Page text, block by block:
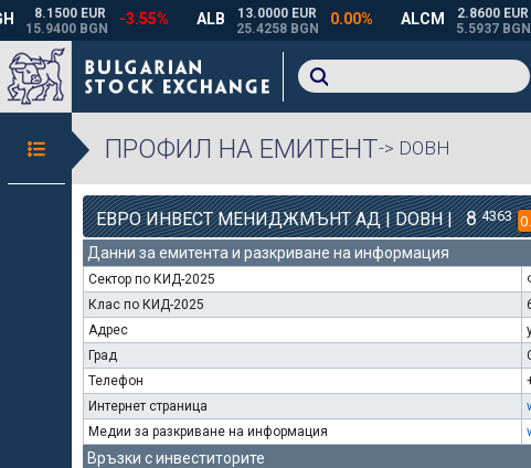
ПРОФИЛ НА ЕМИТЕНТ-> DOBH
ЕВРО ИНВЕСТ МЕНИДЖМЪНТ АД | DOBH | 8 4363
Данни за емитента и разкриване на информация
Сектор по КИД-2025
Клас по КИД-2025
Адрес
Град
Телефон
Интернет страница
Медии за разкриване на информация
Връзки с инвеститорите